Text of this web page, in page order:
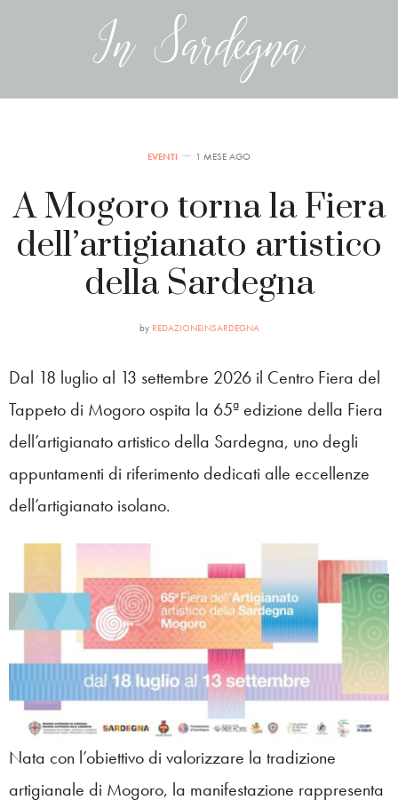
EVENTI 1 MESE AGO
A Mogoro torna la Fiera
dell’artigianato artistico
della Sardegna
by REDAZIONEINSARDEGNA
Dal 18 luglio al 13 settembre 2026 il Centro Fiera del
Tappeto di Mogoro ospita la 65ª edizione della Fiera
dell’artigianato artistico della Sardegna, uno degli
appuntamenti di riferimento dedicati alle eccellenze
dell’artigianato isolano.
Nata con l’obiettivo di valorizzare la tradizione
artigianale di Mogoro, la manifestazione rappresenta